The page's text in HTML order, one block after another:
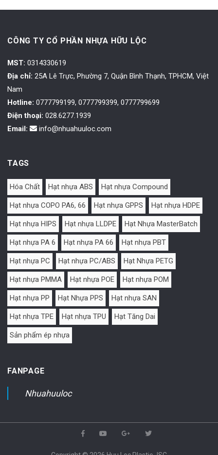
CÔNG TY CỔ PHẦN NHỰA HỮU LỘC
MST: 0314330619
Địa chỉ: 25A Lê Trực, Phường 7, Quận Bình Thạnh, TPHCM, Việt
Nam
Hotline: 0777799199, 0777799399, 0777799699
Điện thoại: 028.6277.1939
Email:
info@nhuahuuloc.com
TAGS
Hóa Chất Hạt nhựa ABS Hạt nhựa Compound
Hạt nhựa COPO PA6, 66 Hạt nhựa GPPS Hạt nhựa HDPE
Hạt nhựa HIPS Hạt nhựa LLDPE Hạt Nhựa MasterBatch
Hạt nhựa PA 6 Hạt nhựa PA 66 Hạt nhựa PBT
Hạt nhựa PC Hạt nhựa PC/ABS Hạt Nhựa PETG
Hạt nhựa PMMA Hạt nhựa POE Hạt nhựa POM
Hạt nhựa PP Hạt Nhựa PPS Hạt nhựa SAN
Hạt nhựa TPE Hạt nhựa TPU Hạt Tăng Dai
Sản phẩm ép nhựa
FANPAGE
Nhuahuuloc